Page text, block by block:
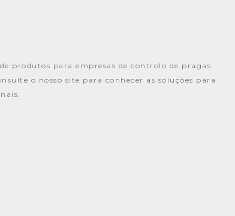
produtos para empresas de controlo de pragas
o nosso site para conhecer as soluções para